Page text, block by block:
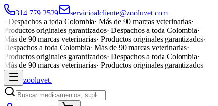
314 779 2529
servicioalcliente@zooluvet.com
Despachos a toda Colombia· Más de 90 marcas veterinarias·
Productos originales garantizados· Despachos a toda Colombia·
Más de 90 marcas veterinarias· Productos originales garantizados·
Despachos a toda Colombia· Más de 90 marcas veterinarias·
Productos originales garantizados· Despachos a toda Colombia·
Más de 90 marcas veterinarias· Productos originales garantizados
zooluvet.